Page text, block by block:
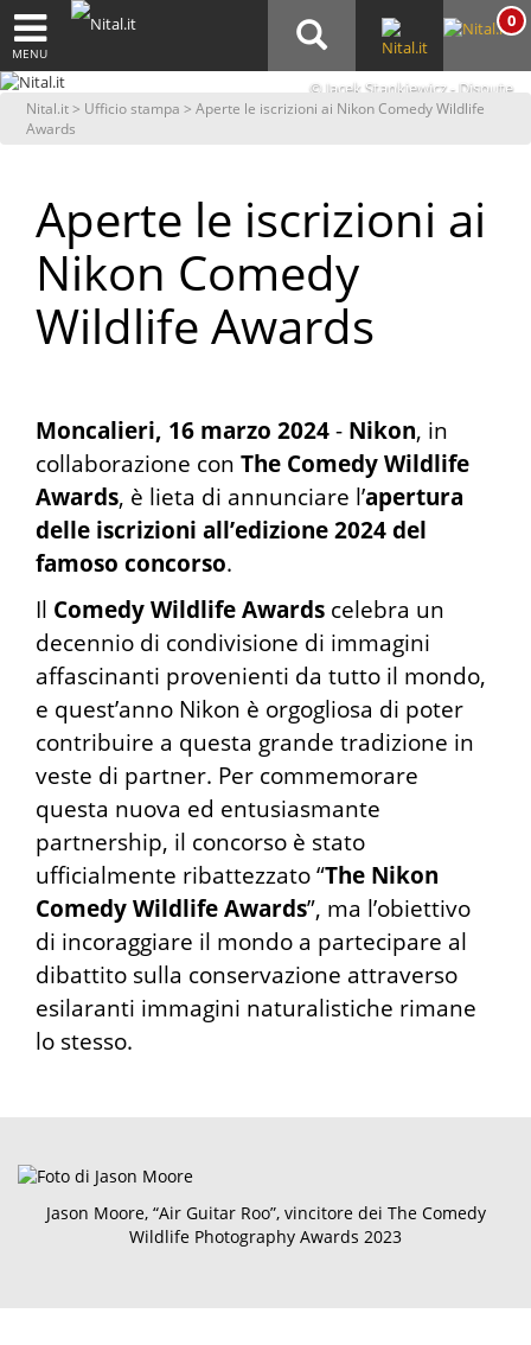
MENU
0
© Jacek Stankiewicz - Dispute
Nital.it> Ufficio stampa > Aperte le iscrizioni ai Nikon Comedy Wildlife
Awards
Aperte le iscrizioni ai
Nikon Comedy
Wildlife Awards
Moncalieri, 16 marzo 2024- Nikon, in
collaborazione con The Comedy Wildlife
Awards, è lieta di annunciare l’apertura
delle iscrizioni all’edizione 2024 del
famoso concorso.
Il Comedy Wildlife Awards celebra un
decennio di condivisione di immagini
affascinanti provenienti da tutto il mondo,
e quest’anno Nikon è orgogliosa di poter
contribuire a questa grande tradizione in
veste di partner. Per commemorare
questa nuova ed entusiasmante
partnership, il concorso è stato
ufficialmente ribattezzato “The Nikon
Comedy Wildlife Awards”, ma l’obiettivo
di incoraggiare il mondo a partecipare al
dibattito sulla conservazione attraverso
esilaranti immagini naturalistiche rimane
lo stesso.
Jason Moore, “Air Guitar Roo”, vincitore dei The Comedy
Wildlife Photography Awards 2023